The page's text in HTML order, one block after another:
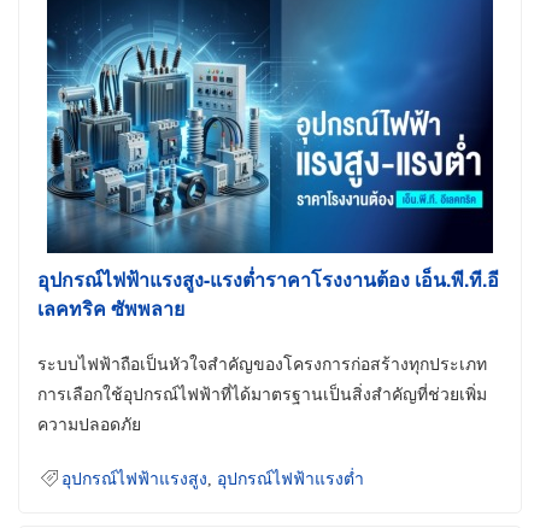
อุปกรณ์ไฟฟ้าแรงสูง-แรงต่ำราคาโรงงานต้อง เอ็น.พี.ที.อี
เลคทริค ซัพพลาย
ระบบไฟฟ้าถือเป็นหัวใจสำคัญของโครงการก่อสร้างทุกประเภท
การเลือกใช้อุปกรณ์ไฟฟ้าที่ได้มาตรฐานเป็นสิ่งสำคัญที่ช่วยเพิ่ม
ความปลอดภัย
อุปกรณ์ไฟฟ้าแรงสูง อุปกรณ์ไฟฟ้าแรงต่ำ